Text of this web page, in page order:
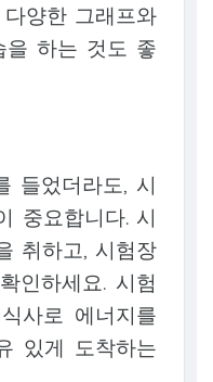
양한 그래프와
을 하는 것도 좋
들었더라도, 시
중요합니다. 시
취하고, 시험장
인하세요. 시험
사로 에너지를
있게 도착하는